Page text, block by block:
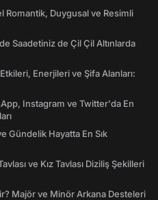
Romantik, Duygusal ve Resimli
Saadetiniz de Çil Çil Altınlarda
Enerjileri ve Şifa Alanları:
Instagram ve Twitter'da En
Gündelik Hayatta En Sık
ve Kız Tavlası Diziliş Şekilleri
Majör ve Minör Arkana Desteleri